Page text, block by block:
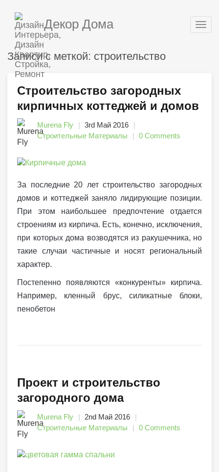
Декор Дома
Записи с меткой: строительство
Строительство загородных
кирпичных коттеджей и домов
Murena Fly
3rd Май 2016
Строительные Материалы
0 Comments
За последние 20 лет строительство загородных
домов и коттеджей заняло лидирующие позиции.
При этом наибольшее предпочтение отдается
строениям из кирпича. Есть, конечно, исключения,
при которых дома возводятся из ракушечника, но
такие случаи частичные и носят региональный
характер.
Постепенно появляются «конкуренты» кирпича.
Например, кленный брус, силикатные блоки,
пенобетон
Проект и строительство
загородного дома
Murena Fly
2nd Май 2016
Строительные Материалы
0 Comments